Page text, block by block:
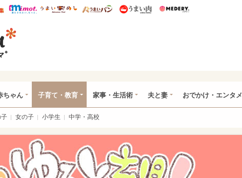
ウレぴあ総研 ディズニー特集
mimot. うまいめし うまいパン うまい肉
ちゃん 子育て・教育 家事・生活術 夫と妻 おでかけ・エンタメ
子 女の子 小学生 中学・高校